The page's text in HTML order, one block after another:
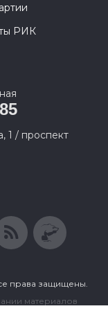
РИК
1 / проспект
права защищены.
материалов